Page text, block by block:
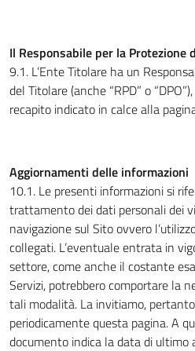
Il Responsabile per la Protezione
9.1. L’Ente Titolare ha un
del Titolare (anche “RPD” o
recapito indicato in calce alla
Aggiornamenti delle informazioni
10.1. Le presenti informazioni si
trattamento dei dati personali dei
navigazione sul Sito ovvero
collegati. L’eventuale entrata in
settore, come anche il costante
Servizi, potrebbero comportare la
tali modalità. La invitiamo,
periodicamente questa pagina. A
documento indica la data di ultimo